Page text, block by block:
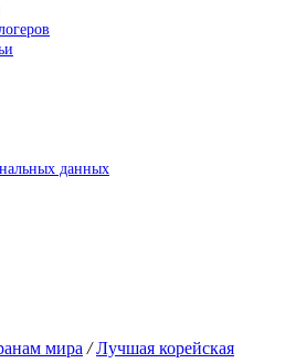
данных
мира /Лучшая корейская